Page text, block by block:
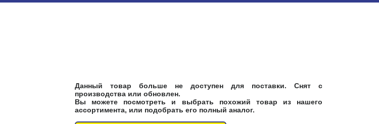
Данный товар больше не доступен для поставки. Снят с
производства или обновлен.
Вы можете посмотреть и выбрать похожий товар из нашего
ассортимента, или подобрать его полный аналог.